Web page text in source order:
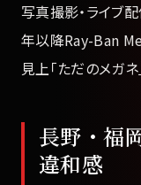
写真撮影・ライブ
年以降Ray-Ban
見上「ただのメガ
長野・福
違和感